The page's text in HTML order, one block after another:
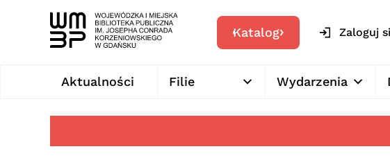
Katalog Zaloguj
Aktualności Filie Wydarzenia